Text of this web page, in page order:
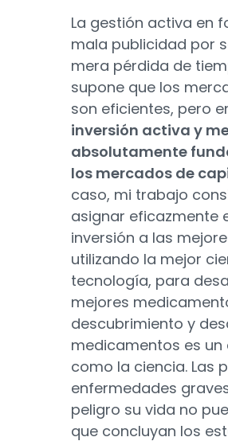
La gestión activa en
mala publicidad por
mera pérdida de
supone que los
son eficientes, pero
inversión activa y
absolutamente
los mercados de
caso, mi trabajo
asignar eficazmente
inversión a las
utilizando la mejor
tecnología, para
mejores
descubrimiento y
medicamentos es
como la ciencia. Las
enfermedades
peligro su vida no
que concluyan los